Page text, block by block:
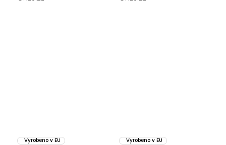
Vyrobeno v EU Vyrobeno v EU